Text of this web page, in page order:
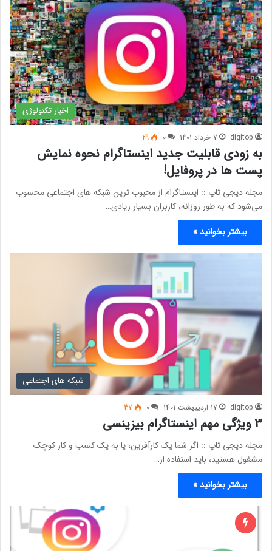
اخبار تکنولوژی
digitop 7 خرداد 1401 0
29
به زودی قابلیت جدید اینستاگرام نحوه نمایش
پست ها در پروفایل!
مجله دیجی تاپ :: اینستاگرام از محبوب ‌ترین شبکه ‌های اجتماعی محسوب
می‌شود که به طور روزانه، کاربران بسیار زیادی…
بیشتر بخوانید »
شبکه های اجتماعی
digitop 17 اردیبهشت 1401 0
37
3 ویژگی مهم اینستاگرام بیزینسی
مجله دیجی تاپ :: اگر شما یک کارآفرین، یا به یک کسب و کار کوچک
مشغول هستید، باید استفاده از…
بیشتر بخوانید »